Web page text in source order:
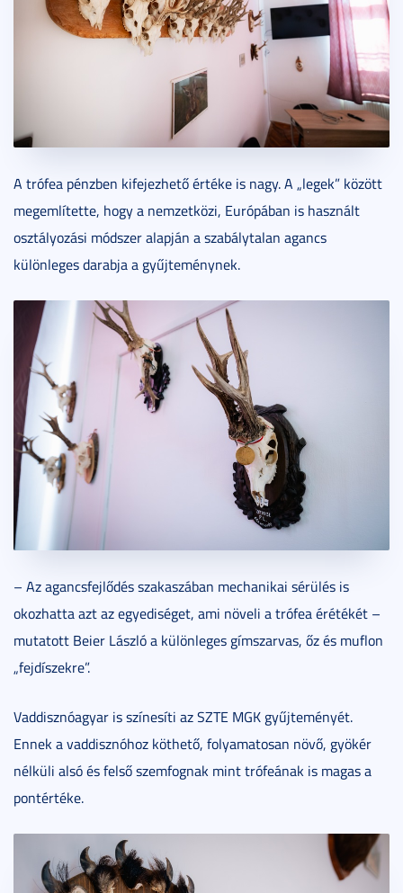
A trófea pénzben kifejezhető értéke is nagy. A „legek” között
megemlítette, hogy a nemzetközi, Európában is használt
osztályozási módszer alapján a szabálytalan agancs
különleges darabja a gyűjteménynek.
– Az agancsfejlődés szakaszában mechanikai sérülés is
okozhatta azt az egyediséget, ami növeli a trófea érétékét –
mutatott Beier László a különleges gímszarvas, őz és muflon
„fejdíszekre”.
Vaddisznóagyar is színesíti az SZTE MGK gyűjteményét.
Ennek a vaddisznóhoz köthető, folyamatosan növő, gyökér
nélküli alsó és felső szemfognak mint trófeának is magas a
pontértéke.